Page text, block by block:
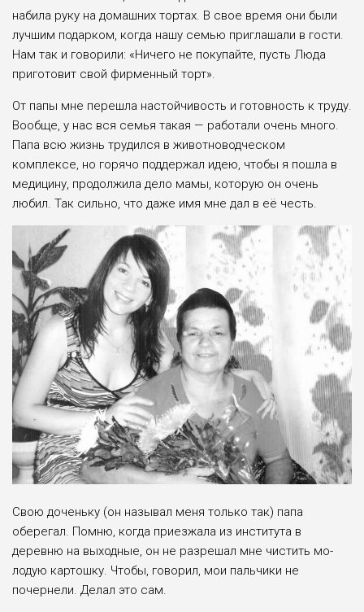
набила руку на домаш­них тортах. В свое время они были
лучшим подарком, когда нашу се­мью приглашали в гости.
Нам так и говорили: «Ничего не покупайте, пусть Люда
приготовит свой фир­менный торт».
От папы мне пе­решла настойчивость и готовность к труду.
Во­обще, у нас вся семья такая — работали очень много.
Папа всю жизнь трудил­ся в животновод­ческом
комплексе, но горячо поддер­жал идею, чтобы я пошла в
медицину, продолжила дело ма­мы, которую он очень
любил. Так сильно, что даже имя мне дал в её честь.
Свою доченьку (он называл меня только так) папа
оберегал. Помню, когда приезжала из ин­ститута в
деревню на выходные, он не разрешал мне чистить мо­
лодую картошку. Чтобы, гово­рил, мои пальчики не
почернели. Делал это сам.